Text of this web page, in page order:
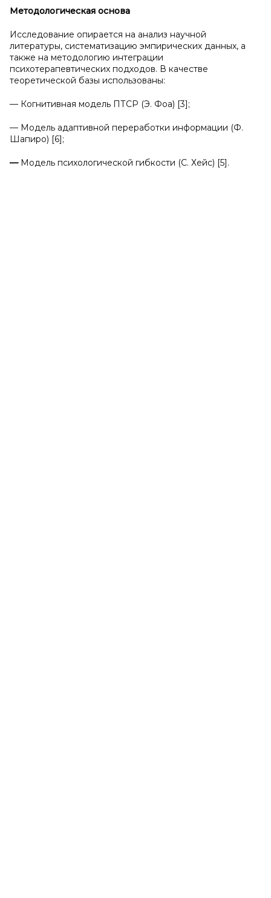
Методологическая основа
Исследование опирается на анализ научной
литературы, систематизацию эмпирических данных, а
также на методологию интеграции
психотерапевтических подходов. В качестве
теоретической базы использованы:
— Когнитивная модель ПТСР (Э. Фоа) [3];
— Модель адаптивной переработки информации (Ф.
Шапиро) [6];
— Модель психологической гибкости (С. Хейс) [5].